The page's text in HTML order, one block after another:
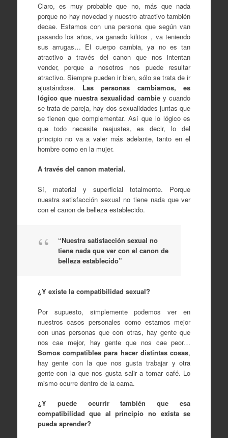
Claro, es muy probable que no, más que nada
porque no hay novedad y nuestro atractivo también
decae. Estamos con una persona que según van
pasando los años, va ganado kilitos , va teniendo
sus arrugas… El cuerpo cambia, ya no es tan
atractivo a través del canon que nos intentan
vender, porque a nosotros nos puede resultar
atractivo. Siempre pueden ir bien, sólo se trata de ir
ajustándose. Las personas cambiamos, es
lógico que nuestra sexualidad cambiey cuando
se trata de pareja, hay dos sexualidades juntas que
se tienen que complementar. Así que lo lógico es
que todo necesite reajustes, es decir, lo del
principio no va a valer más adelante, tanto en el
hombre como en la mujer.
A través del canon material.
Sí, material y superficial totalmente. Porque
nuestra satisfacción sexual no tiene nada que ver
con el canon de belleza establecido.
“Nuestra satisfacción sexual no
tiene nada que ver con el canon de
belleza establecido”
¿Y existe la compatibilidad sexual?
Por supuesto, simplemente podemos ver en
nuestros casos personales como estamos mejor
con unas personas que con otras, hay gente que
nos cae mejor, hay gente que nos cae peor…
Somos compatibles para hacer distintas cosas,
hay gente con la que nos gusta trabajar y otra
gente con la que nos gusta salir a tomar café. Lo
mismo ocurre dentro de la cama.
¿Y puede ocurrir también que esa
compatibilidad que al principio no exista se
pueda aprender?